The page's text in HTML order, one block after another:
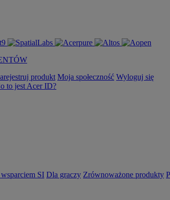
produkt Moja społeczność Wyloguj się
to jest Acer ID?
SI Dla graczy Zrównoważone produkty